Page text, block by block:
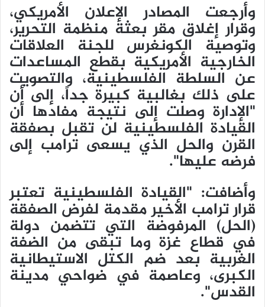
وأرجعت المصادر الإعلان الأمريكي،
وقرار إغلاق مقر بعثة منظمة التحرير،
وتوصية الكونغرس للجنة العلاقات
الخارجية الأمريكية بقطع المساعدات
عن السلطة الفلسطينية، والتصويت
على ذلك بغالبية كبيرة جداً، إلى أن
"الإدارة وصلت إلى نتيجة مفادها أن
القيادة الفلسطينية لن تقبل بصفقة
القرن والحل الذي يسعى ترامب إلى
فرضه عليها".
وأضافت: "القيادة الفلسطينية تعتبر
قرار ترامب الأخير مقدمة لفرض الصفقة
(الحل) المرفوضة التي تتضمن دولة
في قطاع غزة وما تبقى من الضفة
الغربية بعد ضم الكتل الاستيطانية
الكبرى، وعاصمة في ضواحي مدينة
القدس".